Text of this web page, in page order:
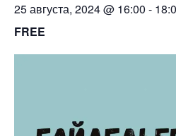
25 августа, 2024 @ 16:00 -
FREE